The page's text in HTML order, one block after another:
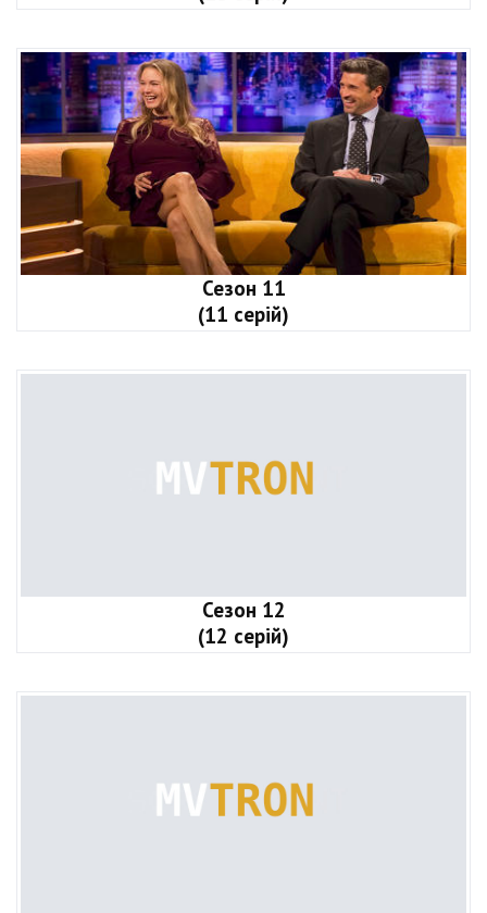
Сезон 11
(11 серій)
Сезон 12
(12 серій)